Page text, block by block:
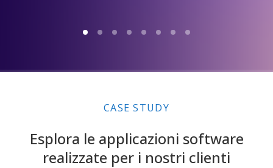
CASE STUDY
Esplora le applicazioni software
realizzate per i nostri clienti